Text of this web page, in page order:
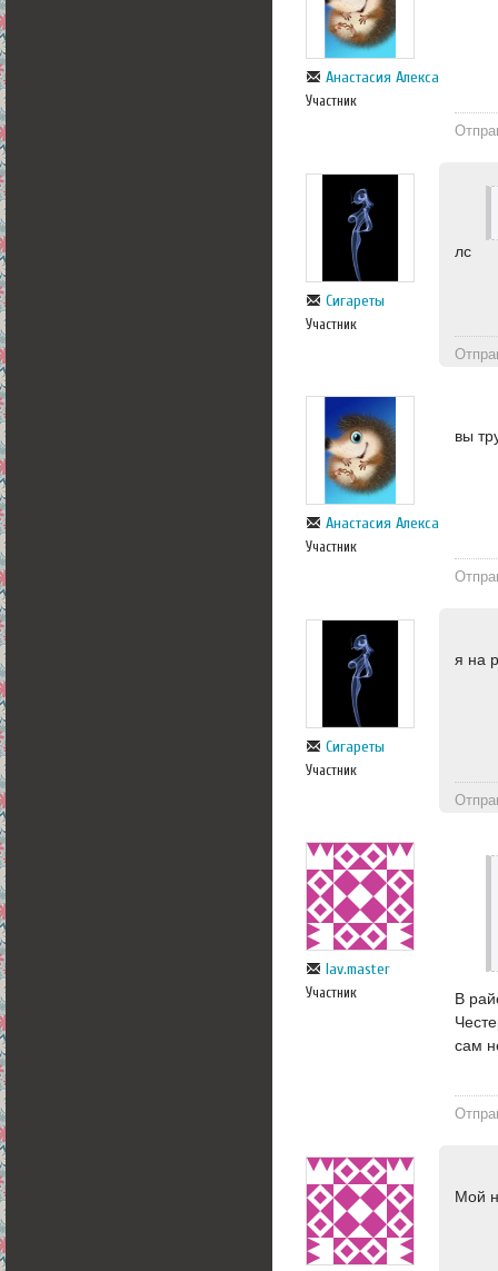
Анастасия Александровна
Участник
Сигареты
Участник
лс
Анастасия Александровна
Участник
вы
Сигареты
Участник
я на
lav.master
Участник
В
сам
Мой